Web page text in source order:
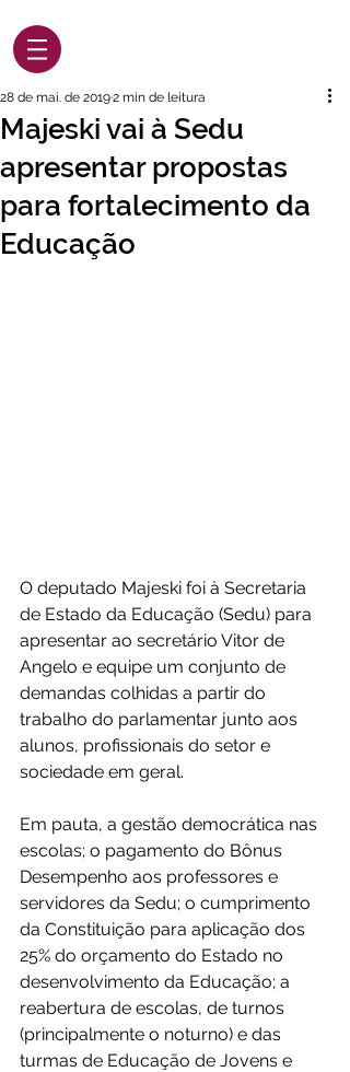
Majeski vai à Sedu
apresentar propostas
para fortalecimento da
Educação
28 de mai. de 20192 min de leitura
O deputado Majeski foi à Secretaria
de Estado da Educação (Sedu) para
apresentar ao secretário Vitor de
Angelo e equipe um conjunto de
demandas colhidas a partir do
trabalho do parlamentar junto aos
alunos, profissionais do setor e
sociedade em geral.
Em pauta, a gestão democrática nas
escolas; o pagamento do Bônus
Desempenho aos professores e
servidores da Sedu; o cumprimento
da Constituição para aplicação dos
25% do orçamento do Estado no
desenvolvimento da Educação; a
reabertura de escolas, de turnos
(principalmente o noturno) e das
turmas de Educação de Jovens e